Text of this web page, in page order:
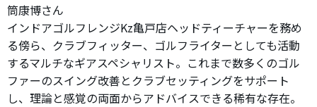
筒康博さん
インドアゴルフレンジKz亀戸店ヘッドティーチャーを務め
る傍ら、クラブフィッター、ゴルフライターとしても活動
するマルチなギアスペシャリスト。これまで数多くのゴル
ファーのスイング改善とクラブセッティングをサポート
し、理論と感覚の両面からアドバイスできる稀有な存在。